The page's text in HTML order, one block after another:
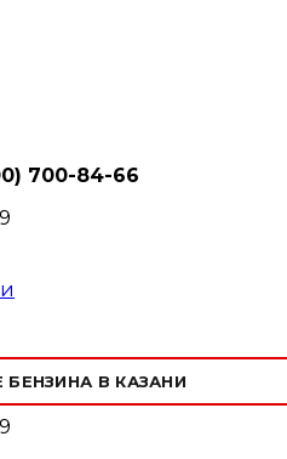
700-84-66
БЕНЗИНА В КАЗАНИ